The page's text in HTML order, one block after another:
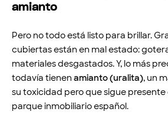
amianto
Pero no todo está listo para brillar.
cubiertas están en mal estado:
materiales desgastados. Y, lo más
todavía tienen amianto (uralita), un
su toxicidad pero que sigue
parque inmobiliario español.